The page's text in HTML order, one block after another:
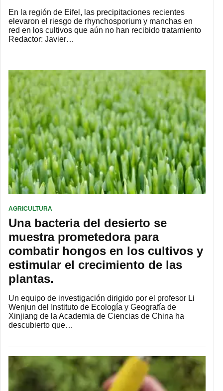
En la región de Eifel, las precipitaciones recientes
elevaron el riesgo de rhynchosporium y manchas en
red en los cultivos que aún no han recibido tratamiento
Redactor: Javier…
AGRICULTURA
Una bacteria del desierto se
muestra prometedora para
combatir hongos en los cultivos y
estimular el crecimiento de las
plantas.
Un equipo de investigación dirigido por el profesor Li
Wenjun del Instituto de Ecología y Geografía de
Xinjiang de la Academia de Ciencias de China ha
descubierto que…